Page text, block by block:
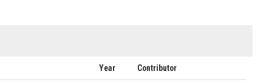
Year Contributor